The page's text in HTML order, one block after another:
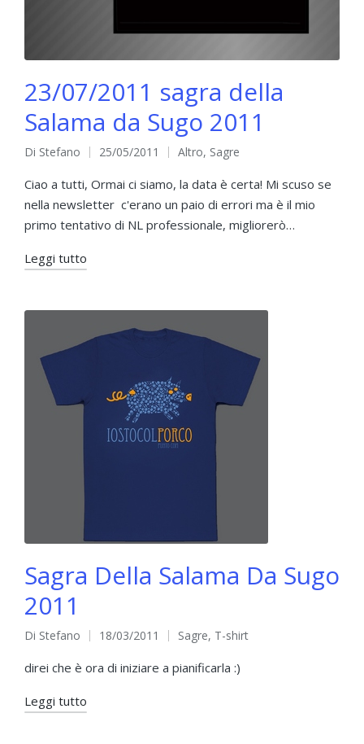
23/07/2011 sagra della
Salama da Sugo 2011
Pubblicato
da
Di Stefano 25/05/2011
Pubblicato
in
Altro, Sagre
Ciao a tutti, Ormai ci siamo, la data è certa! Mi scuso se
nella newsletter c'erano un paio di errori ma è il mio
primo tentativo di NL professionale, migliorerò…
Leggi tutto
Sagra Della Salama Da Sugo
2011
Pubblicato
da
Di Stefano 18/03/2011
Pubblicato
in
Sagre, T-shirt
direi che è ora di iniziare a pianificarla :)
Leggi tutto